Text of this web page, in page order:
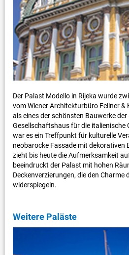
Der Palast Modello in Rijeka wurde
vom Wiener Architekturbüro Fellner &
als eines der schönsten Bauwerke
Gesellschaftshaus für die italienische
war es ein Treffpunkt für kulturelle
neobarocke Fassade mit dekorativen
zieht bis heute die Aufmerksamkeit
beeindruckt der Palast mit hohen
Deckenverzierungen, die den Charme
widerspiegeln.
Weitere Paläste